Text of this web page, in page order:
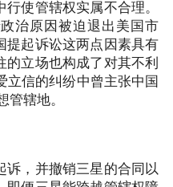
使管辖权实属不合理。
治原因被迫退出美国市
提起诉讼这两点因素具有
立场也构成了对其不利
信的纠纷中曾主张中国
管辖地。
，并撤销三星的合同以